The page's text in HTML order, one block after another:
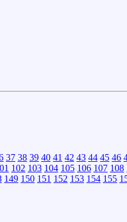
37 38 39 40 41 42 43 44 45 46
102 103 104 105 106 107 108
149 150 151 152 153 154 155